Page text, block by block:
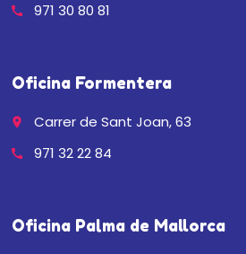
call 971 30 80 81
Oficina Formentera
place Carrer de Sant Joan, 63
call 971 32 22 84
Oficina Palma de Mallorca